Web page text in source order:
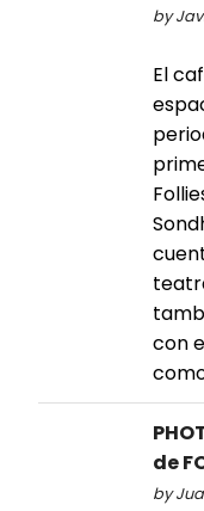
by
El
con
de
by